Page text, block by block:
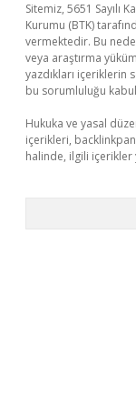
Sitemiz, 5651 Sayılı
Kurumu (BTK)
vermektedir. Bu
veya araştırma
yazdıkları içeriklerin
bu sorumluluğu
Hukuka ve yasal
içerikleri,
halinde, ilgili içerikler